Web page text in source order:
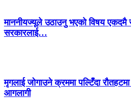
माननीयज्यूले उठाउनु भएको विषय एकदमै
सरकारलाई…
मृगलाई जोगाउने क्रममा पल्टिँदा
आगलागी